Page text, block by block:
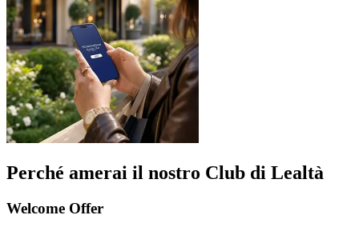
Perché amerai il nostro Club di Lealtà
Welcome Offer​